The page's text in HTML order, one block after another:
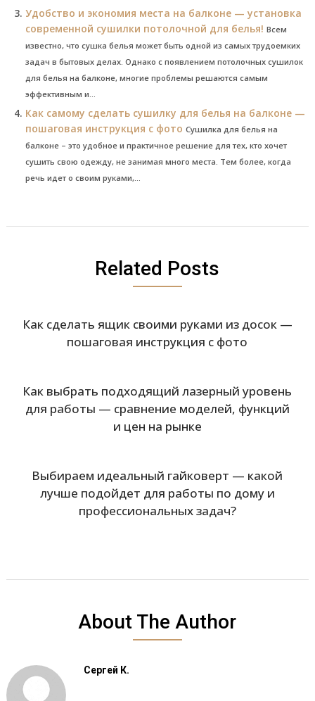
Удобство и экономия места на балконе — установка
современной сушилки потолочной для белья! Всем
известно, что сушка белья может быть одной из самых трудоемких
задач в бытовых делах. Однако с появлением потолочных сушилок
для белья на балконе, многие проблемы решаются самым
эффективным и...
Как самому сделать сушилку для белья на балконе —
пошаговая инструкция с фото Сушилка для белья на
балконе – это удобное и практичное решение для тех, кто хочет
сушить свою одежду, не занимая много места. Тем более, когда
речь идет о своим руками,...
Related Posts
Как сделать ящик своими руками из досок —
пошаговая инструкция с фото
Как выбрать подходящий лазерный уровень
для работы — сравнение моделей, функций
и цен на рынке
Выбираем идеальный гайковерт — какой
лучше подойдет для работы по дому и
профессиональных задач?
About The Author
Сергей К.